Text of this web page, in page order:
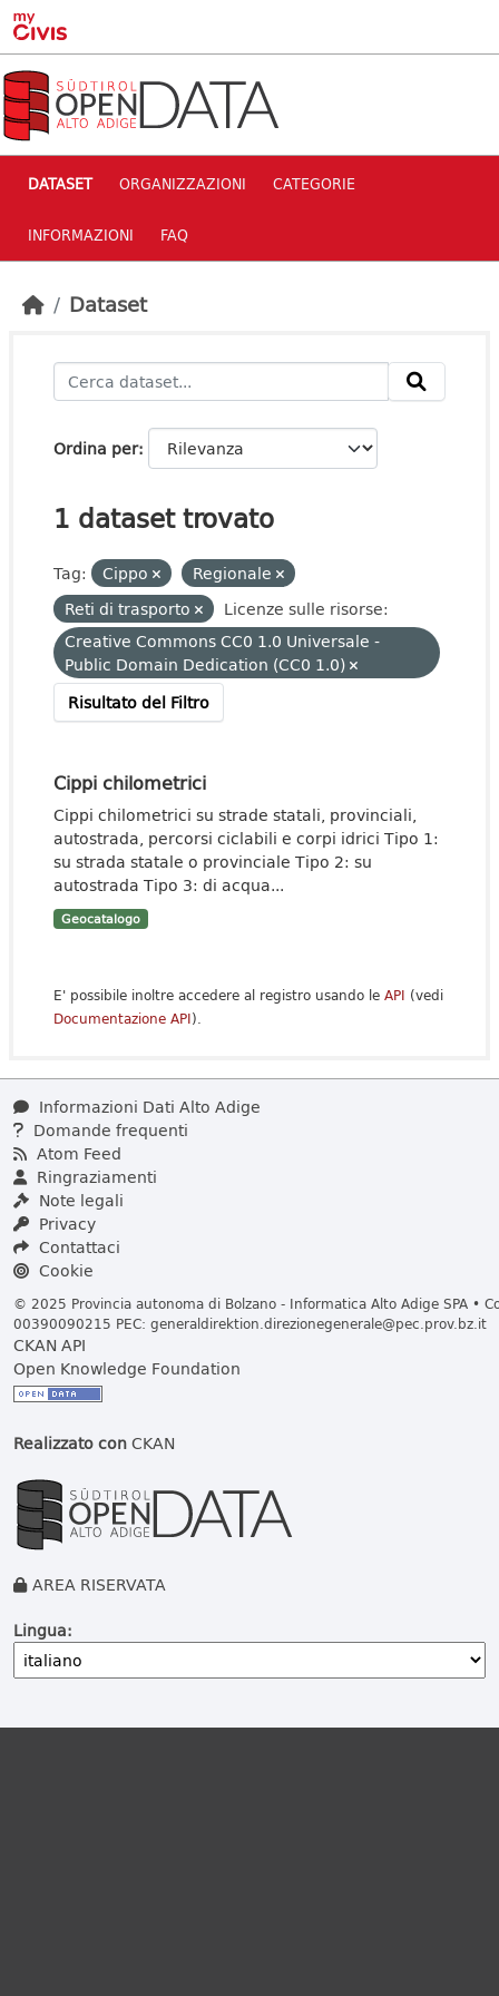
Skip to main content
DATASET ORGANIZZAZIONI CATEGORIE
INFORMAZIONI FAQ
Dataset
Ordina per
1 dataset trovato
Tag: Cippo
Regionale
Reti di trasporto
Licenze sulle risorse:
Creative Commons CC0 1.0 Universale -
Public Domain Dedication (CC0 1.0)
Risultato del Filtro
Cippi chilometrici
Cippi chilometrici su strade statali, provinciali,
autostrada, percorsi ciclabili e corpi idrici Tipo 1:
su strada statale o provinciale Tipo 2: su
autostrada Tipo 3: di acqua...
Geocatalogo
E' possibile inoltre accedere al registro usando le API (vedi
Documentazione API).
Informazioni Dati Alto Adige
Domande frequenti
Atom Feed
Ringraziamenti
Note legali
Privacy
Contattaci
Cookie
© 2025 Provincia autonoma di Bolzano - Informatica Alto Adige SPA •
00390090215 PEC: generaldirektion.direzionegenerale@pec.prov.bz.it
CKAN API
Open Knowledge Foundation
Realizzato conCKAN
AREA RISERVATA
Lingua